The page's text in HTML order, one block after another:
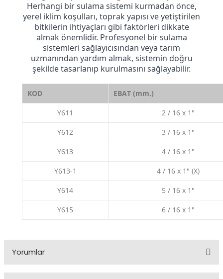
Herhangi bir sulama sistemi kurmadan önce,
yerel iklim koşulları, toprak yapısı ve yetiştirilen
bitkilerin ihtiyaçları gibi faktörleri dikkate
almak önemlidir. Profesyonel bir sulama
sistemleri sağlayıcısından veya tarım
uzmanından yardım almak, sistemin doğru
şekilde tasarlanıp kurulmasını sağlayabilir.
KOD EBAT (mm.)
Y611 2 / 16 x 1″
Y612 3 / 16 x 1″
Y613 4 / 16 x 1″
Y613-1 4 / 16 x 1″ (X)
Y614 5 / 16 x 1″
Y615 6 / 16 x 1″
Yorumlar